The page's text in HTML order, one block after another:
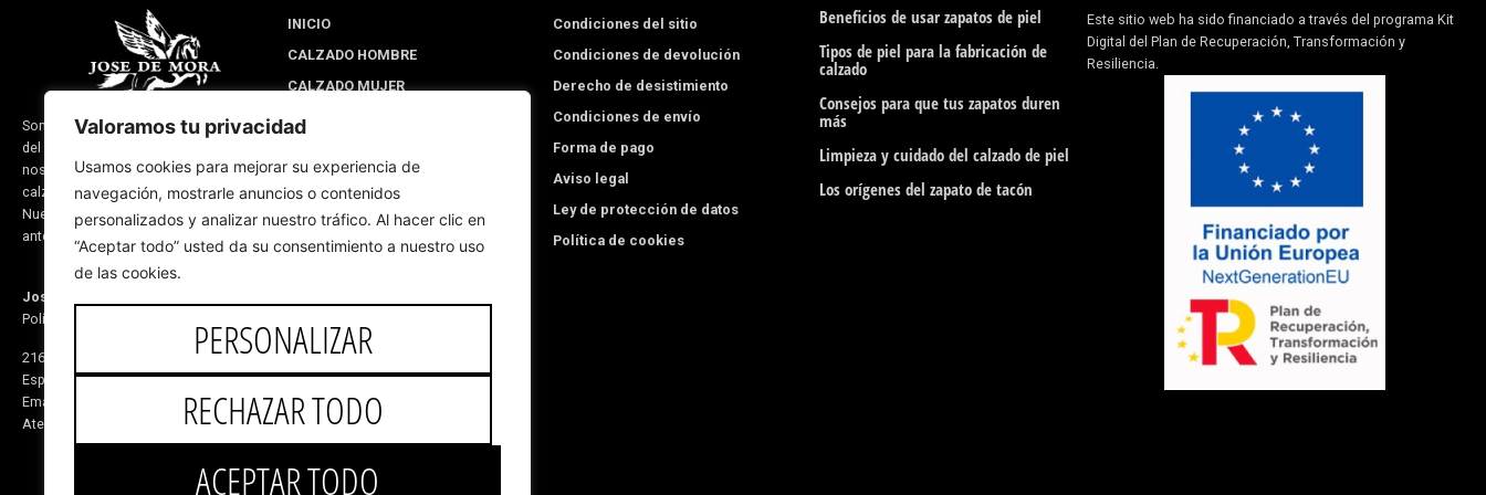
Valoramos tu privacidad
Usamos cookies para mejorar su experiencia de
navegación, mostrarle anuncios o contenidos
personalizados y analizar nuestro tráfico. Al hacer clic en
“Aceptar todo” usted da su consentimiento a nuestro uso
de las cookies.
PERSONALIZAR
RECHAZAR TODO
ACEPTAR TODO
o
o
k
f
Somos una empresa situada en Valverde
del Camino provincia de Huelva (España) y
nos dedicamos a la fabricación de
calzado y productos de guarnicionería.
Nuestra experiencia se remonta a fechas
anteriores del 1870
José de Mora
Polígono El Monete Nave 31
21600 Valverde del Camino Huelva,
España
Email:
5v@equitacionvalverde.com
Atención al cliente:
959 553 546
INICIO
CALZADO HOMBRE
CALZADO MUJER
DISEÑA PARA TI
SOBRE NOSOTROS
BLOG CORPORATIVO
Condiciones del sitio
Condiciones de devolución
Derecho de desistimiento
Condiciones de envío
Forma de pago
Aviso legal
Ley de protección de datos
Política de cookies
Beneficios de usar zapatos de piel
Tipos de piel para la fabricación de
calzado
Consejos para que tus zapatos duren
más
Limpieza y cuidado del calzado de piel
Los orígenes del zapato de tacón
Este sitio web ha sido financiado a través del programa Kit
Digital del Plan de Recuperación, Transformación y
Resiliencia.